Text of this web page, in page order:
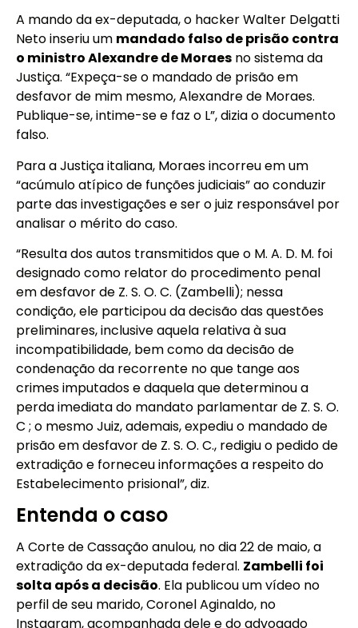
A mando da ex-deputada, o hacker Walter Delgatti
Neto inseriu um mandado falso de prisão contra
o ministro Alexandre de Moraes no sistema da
Justiça. “Expeça-se o mandado de prisão em
desfavor de mim mesmo, Alexandre de Moraes.
Publique-se, intime-se e faz o L”, dizia o documento
falso.
Para a Justiça italiana, Moraes incorreu em um
“acúmulo atípico de funções judiciais” ao conduzir
parte das investigações e ser o juiz responsável por
analisar o mérito do caso.
“Resulta dos autos transmitidos que o M. A. D. M. foi
designado como relator do procedimento penal
em desfavor de Z. S. O. C. (Zambelli); nessa
condição, ele participou da decisão das questões
preliminares, inclusive aquela relativa à sua
incompatibilidade, bem como da decisão de
condenação da recorrente no que tange aos
crimes imputados e daquela que determinou a
perda imediata do mandato parlamentar de Z. S. O.
C ; o mesmo Juiz, ademais, expediu o mandado de
prisão em desfavor de Z. S. O. C., redigiu o pedido de
extradição e forneceu informações a respeito do
Estabelecimento prisional”, diz.
Entenda o caso
A Corte de Cassação anulou, no dia 22 de maio, a
extradição da ex-deputada federal. Zambelli foi
solta após a decisão. Ela publicou um vídeo no
perfil de seu marido, Coronel Aginaldo, no
Instagram, acompanhada dele e do advogado